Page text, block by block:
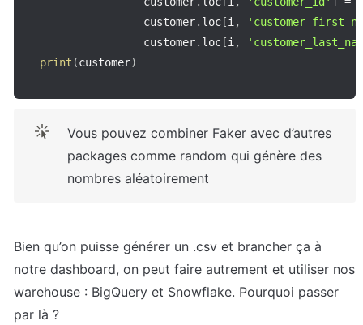
				customer
. loc [i ,
				customer
. loc [i ,
print (customer)
Vous pouvez combiner Faker avec d’autres
packages comme random qui génère des
nombres aléatoirement
Bien qu’on puisse générer un .csv et brancher ça à
notre dashboard, on peut faire autrement et utiliser nos
warehouse : BigQuery et Snowflake. Pourquoi passer
par là ?